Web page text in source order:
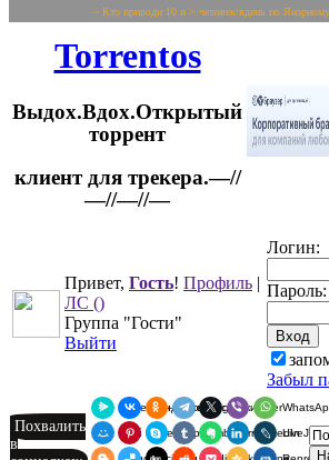
~ Кто приводи 10 и > человек/вдень по
Torrentos
Выдох.Вдох.Открытый
торрент
Привет, Гость! Профиль |
ЛС ()
Группа "Гости"
Выйти
Логин:
Пароль:
Забыл